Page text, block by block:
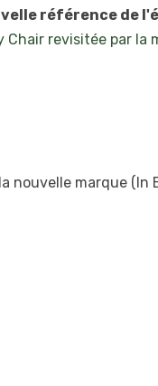
référence de
Chair revisitée par la
nouvelle marque (In